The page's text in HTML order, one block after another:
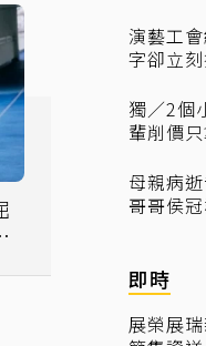
演藝工
字卻立
獨／2個
輩削價
母親病
哥哥侯
即時
展榮展